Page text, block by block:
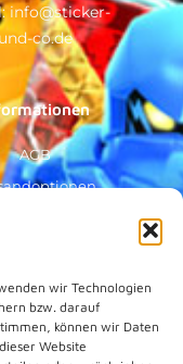
wir Technologien
bzw. darauf
können wir Daten
Website
info@sticker-
und-co.de
AGB
Über Uns